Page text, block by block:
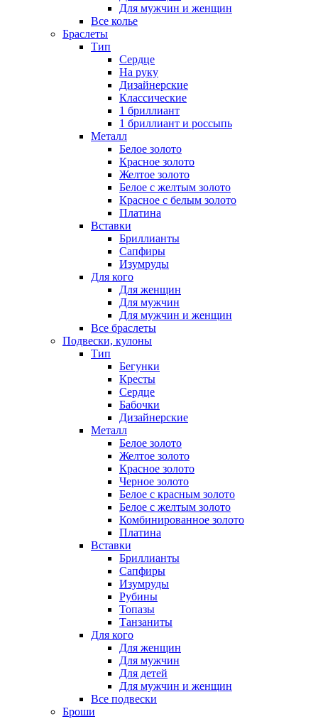
Для мужчин и женщин
Все колье
Браслеты
Тип
Сердце
На руку
Дизайнерские
Классические
1 бриллиант
1 бриллиант и россыпь
Металл
Белое золото
Красное золото
Желтое золото
Белое с желтым золото
Красное с белым золото
Платина
Вставки
Бриллианты
Сапфиры
Изумруды
Для кого
Для женщин
Для мужчин
Для мужчин и женщин
Все браслеты
Подвески, кулоны
Тип
Бегунки
Кресты
Сердце
Бабочки
Дизайнерские
Металл
Белое золото
Желтое золото
Красное золото
Черное золото
Белое с красным золото
Белое с желтым золото
Комбинированное золото
Платина
Вставки
Бриллианты
Сапфиры
Изумруды
Рубины
Топазы
Танзаниты
Для кого
Для женщин
Для мужчин
Для детей
Для мужчин и женщин
Все подвески
Броши